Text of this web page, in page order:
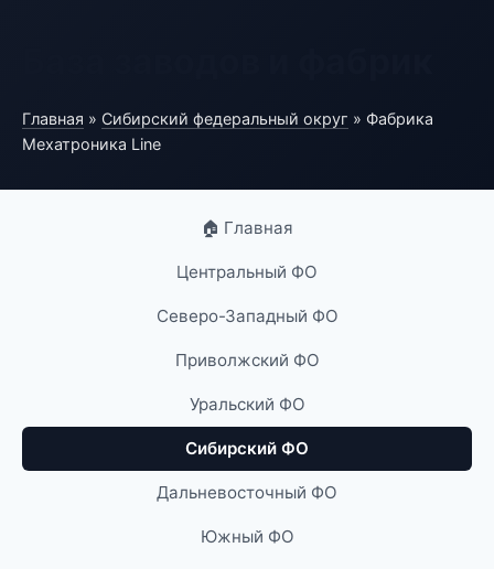
Главная » Сибирский федеральный округ » Фабрика
Мехатроника Line
🏠 Главная
Центральный ФО
Северо-Западный ФО
Приволжский ФО
Уральский ФО
Сибирский ФО
Дальневосточный ФО
Южный ФО